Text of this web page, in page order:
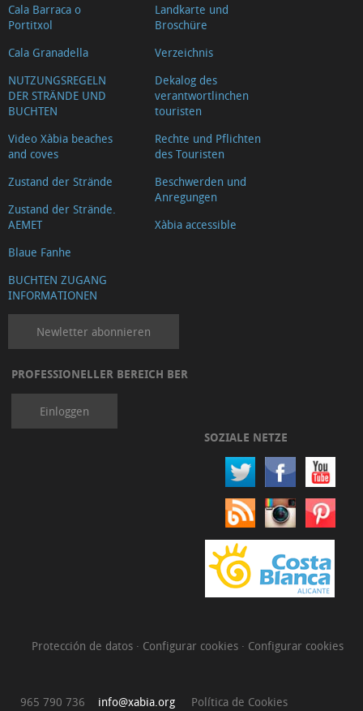
Cala Barraca o
Portitxol
Cala Granadella
NUTZUNGSREGELN
DER STRÄNDE UND
BUCHTEN
Video Xàbia beaches
and coves
Zustand der Strände
Zustand der Strände.
AEMET
Blaue Fanhe
BUCHTEN ZUGANG
INFORMATIONEN
Landkarte und
Broschüre
Verzeichnis
Dekalog des
verantwortlinchen
touristen
Rechte und Pflichten
des Touristen
Beschwerden und
Anregungen
Xàbia accessible
Newletter abonnieren
PROFESSIONELLER BEREICH BER
Einloggen
SOZIALE NETZE
Protección de datos · Configurar cookies · Configurar cookies
965 790 736 info@xabia.org
Política de Cookies